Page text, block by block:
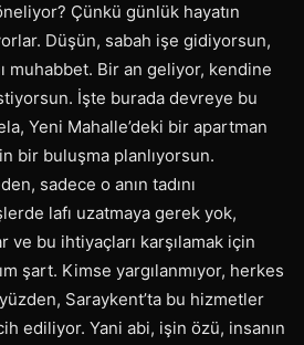
Çünkü günlük hayatın
Düşün, sabah işe gidiyorsun,
muhabbet. Bir an geliyor, kendine
İşte burada devreye bu
Yeni Mahalle’deki bir apartman
bir buluşma planlıyorsun.
sadece o anın tadını
lafı uzatmaya gerek yok,
ve bu ihtiyaçları karşılamak için
şart. Kimse yargılanmıyor, herkes
Saraykent’ta bu hizmetler
ediliyor. Yani abi, işin özü, insanın